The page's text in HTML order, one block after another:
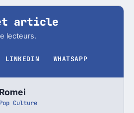
article
lecteurs.
LINKEDIN WHATSAPP
Culture